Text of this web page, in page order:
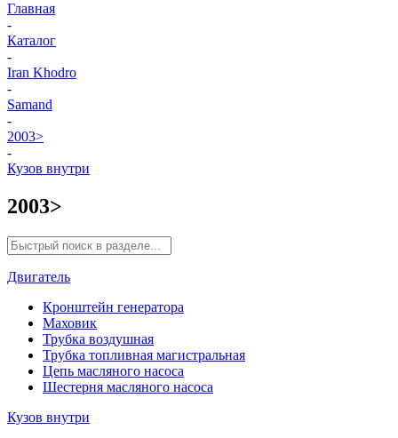
Главная
-
Каталог
-
Iran Khodro
-
Samand
-
2003>
-
Кузов внутри
2003>
Двигатель
Кронштейн генератора
Маховик
Трубка воздушная
Трубка топливная магистральная
Цепь масляного насоса
Шестерня масляного насоса
Кузов внутри